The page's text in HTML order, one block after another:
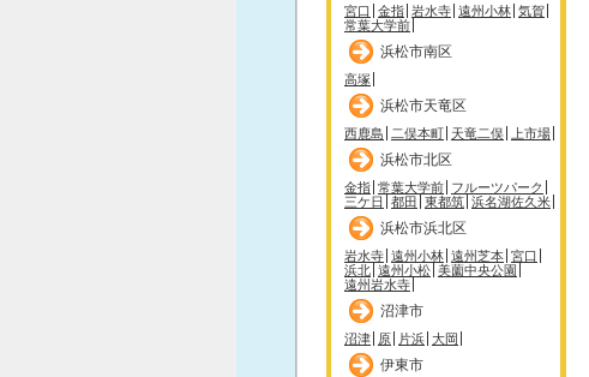
宮口 金指 岩水寺 遠州小林 気賀
常葉大学前
浜松市南区
高塚
浜松市天竜区
西鹿島 二俣本町 天竜二俣 上市場
浜松市北区
金指 常葉大学前 フルーツパーク
三ケ日
都田 東都筑 浜名湖佐久米
浜松市浜北区
岩水寺 遠州小林 遠州芝本 宮口
浜北 遠州小松 美薗中央公園
遠州岩水寺
沼津市
沼津 原 片浜 大岡
伊東市